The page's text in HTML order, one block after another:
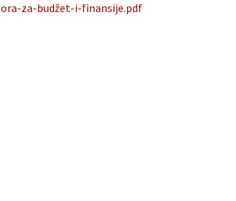
za-budžet-i-finansije.pdf